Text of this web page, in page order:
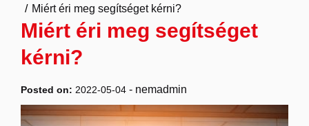
Miért éri meg segítséget kérni?
Miért éri meg segítséget
kérni?
Posted on: 2022-05-04 - nemadmin